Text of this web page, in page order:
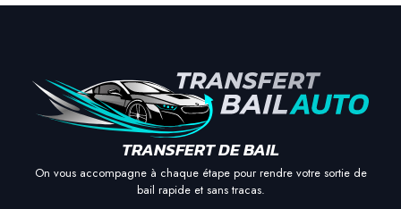
TRANSFERT DE BAIL
On vous accompagne à chaque étape pour rendre votre sortie de
bail rapide et sans tracas.